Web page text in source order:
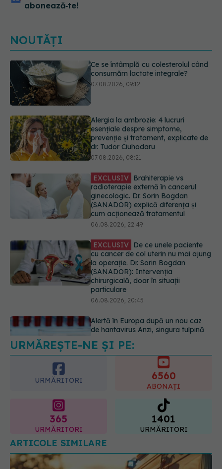
abonează‑te!
NOUTĂȚI
Alergia la ambrozie: 4 lucruri
esențiale despre simptome,
EXCLUSIV Brahiterapie vs
radioterapie externă în cancerul
ginecologic. Dr. Sorin Bogdan
(SANADOR) explică diferența și
06.08.2026, 22:49
EXCLUSIV De ce unele paciente
cu cancer de col uterin nu mai ajung
la operație. Dr. Sorin Bogdan
(SANADOR): Intervenția
particulare
06.08.2026, 20:45
Alertă în Europa după un nou caz
de hantavirus Anzi, singura tulpină
care se transmite de la om la om
06.08.2026, 20:06
Ce se întâmplă cu colesterolul când
consumăm lactate integrale?
07.08.2026, 09:12
URMĂREȘTE-NE ȘI PE:
URMĂRITORI 6560
ABONAȚI
365
URMĂRITORI
1401
URMĂRITORI
ARTICOLE SIMILARE